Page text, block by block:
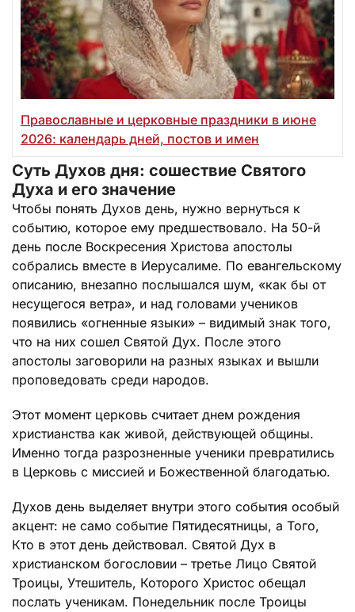
Православные и церковные праздники в июне
2026: календарь дней, постов и имен
Суть Духов дня: сошествие Святого
Духа и его значение
Чтобы понять Духов день, нужно вернуться к
событию, которое ему предшествовало. На 50-й
день после Воскресения Христова апостолы
собрались вместе в Иерусалиме. По евангельскому
описанию, внезапно послышался шум, «как бы от
несущегося ветра», и над головами учеников
появились «огненные языки» – видимый знак того,
что на них сошел Святой Дух. После этого
апостолы заговорили на разных языках и вышли
проповедовать среди народов.
Этот момент церковь считает днем рождения
христианства как живой, действующей общины.
Именно тогда разрозненные ученики превратились
в Церковь с миссией и Божественной благодатью.
Духов день выделяет внутри этого события особый
акцент: не само событие Пятидесятницы, а Того,
Кто в этот день действовал. Святой Дух в
христианском богословии – третье Лицо Святой
Троицы, Утешитель, Которого Христос обещал
послать ученикам. Понедельник после Троицы